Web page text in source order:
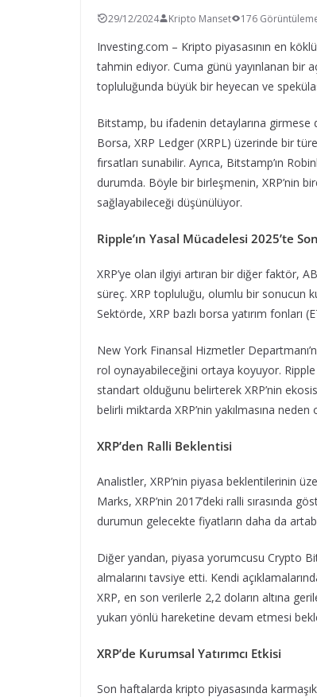
29/12/2024 Kripto Manset 176
Investing.com – Kripto piyasasının en
tahmin ediyor. Cuma günü yayınlanan bir
topluluğunda büyük bir heyecan ve
Bitstamp, bu ifadenin detaylarına girmese
Borsa, XRP Ledger (XRPL) üzerinde bir
fırsatları sunabilir. Ayrıca, Bitstamp’ın
durumda. Böyle bir birleşmenin, XRP’nin
sağlayabileceği düşünülüyor.
Ripple’ın Yasal Mücadelesi 2025’te
XRP’ye olan ilgiyi artıran bir diğer faktör,
süreç. XRP topluluğu, olumlu bir sonucun
Sektörde, XRP bazlı borsa yatırım fonları
New York Finansal Hizmetler
rol oynayabileceğini ortaya koyuyor. Ripple
standart olduğunu belirterek XRP’nin
belirli miktarda XRP’nin yakılmasına neden
XRP’den Ralli Beklentisi
Analistler, XRP’nin piyasa beklentilerinin
Marks, XRP’nin 2017’deki ralli sırasında
durumun gelecekte fiyatların daha da
Diğer yandan, piyasa yorumcusu Crypto
almalarını tavsiye etti. Kendi
XRP, en son verilerle 2,2 doların altına
yukarı yönlü hareketine devam etmesi
XRP’de Kurumsal Yatırımcı Etkisi
Son haftalarda kripto piyasasında